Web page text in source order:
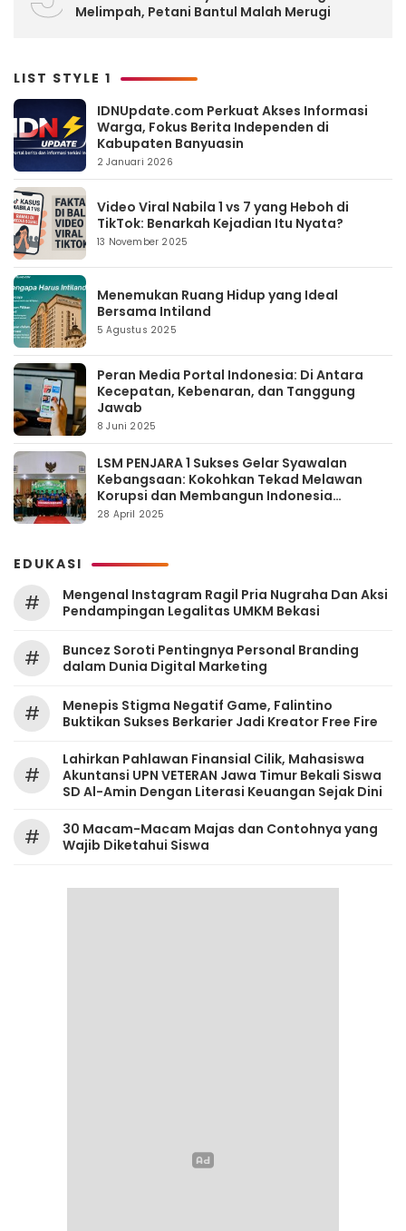
Melimpah, Petani Bantul Malah Merugi
LIST STYLE 1
IDNUpdate.com Perkuat Akses Informasi
Warga, Fokus Berita Independen di
Kabupaten Banyuasin
2 Januari 2026
Video Viral Nabila 1 vs 7 yang Heboh di
TikTok: Benarkah Kejadian Itu Nyata?
13 November 2025
Menemukan Ruang Hidup yang Ideal
Bersama Intiland
5 Agustus 2025
Peran Media Portal Indonesia: Di Antara
Kecepatan, Kebenaran, dan Tanggung
Jawab
8 Juni 2025
LSM PENJARA 1 Sukses Gelar Syawalan
Kebangsaan: Kokohkan Tekad Melawan
Korupsi dan Membangun Indonesia
Berintegritas
28 April 2025
EDUKASI
#
Mengenal Instagram Ragil Pria Nugraha Dan Aksi
Pendampingan Legalitas UMKM Bekasi
#
‎Buncez Soroti Pentingnya Personal Branding
dalam Dunia Digital Marketing
#
Menepis Stigma Negatif Game, Falintino
Buktikan Sukses Berkarier Jadi Kreator Free Fire
#
Lahirkan Pahlawan Finansial Cilik, Mahasiswa
Akuntansi UPN VETERAN Jawa Timur Bekali Siswa
SD Al-Amin Dengan Literasi Keuangan Sejak Dini
#
30 Macam-Macam Majas dan Contohnya yang
Wajib Diketahui Siswa